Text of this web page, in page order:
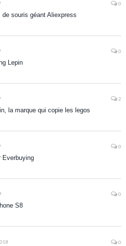
0
de souris géant Aliexpress
0
Lepin
2
la marque qui copie les legos
0
Everbuying
0
S8
0